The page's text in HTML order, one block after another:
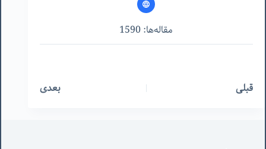
مقاله‌ها: 1590
قبلی بعدی